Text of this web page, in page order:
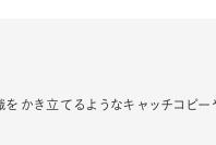
かき立てるようなキャッチコピ